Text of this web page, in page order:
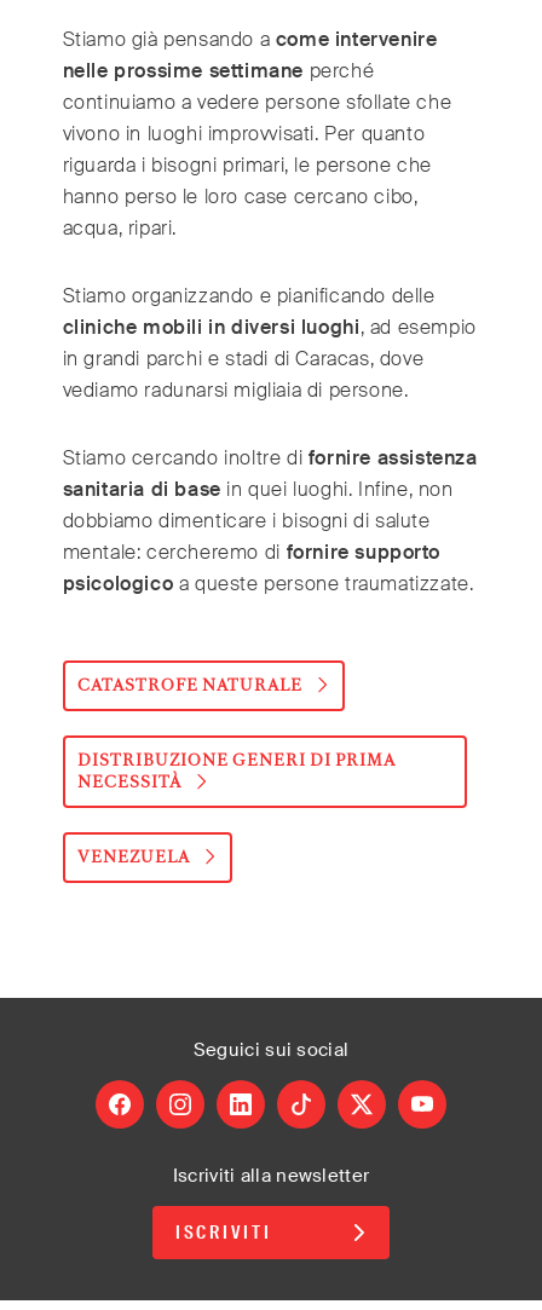
Stiamo già pensando a come intervenire
nelle prossime settimane perché
continuiamo a vedere persone sfollate che
vivono in luoghi improvvisati. Per quanto
riguarda i bisogni primari, le persone che
hanno perso le loro case cercano cibo,
acqua, ripari.
Stiamo organizzando e pianificando delle
cliniche mobili in diversi luoghi, ad esempio
in grandi parchi e stadi di Caracas, dove
vediamo radunarsi migliaia di persone.
Stiamo cercando inoltre di fornire assistenza
sanitaria di base in quei luoghi. Infine, non
dobbiamo dimenticare i bisogni di salute
mentale: cercheremo di fornire supporto
psicologico a queste persone traumatizzate.
CATASTROFE NATURALE
DISTRIBUZIONE GENERI DI PRIMA
NECESSITÀ
VENEZUELA
Seguici sui social
facebookinstagramlinkedintiktok X youtube
Iscriviti alla newsletter
ISCRIVITI